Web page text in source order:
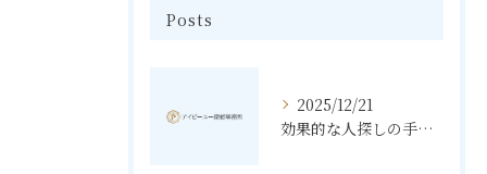
Posts
2025/12/21
効果的な人探しの手法とその秘訣